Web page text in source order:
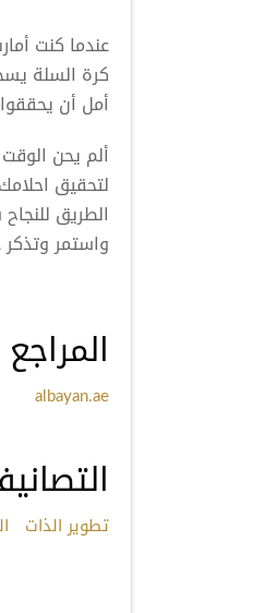
عندما كنت
أمل أن
ألم يحن
لتحقيق
الطريق
واستمر
المراجع
albayan.ae
تطوير الذات